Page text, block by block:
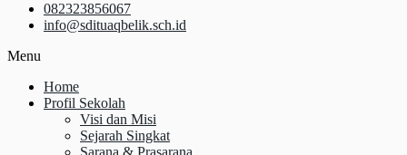
082323856067
info@sdituaqbelik.sch.id
Menu
Home
Profil Sekolah
Visi dan Misi
Sejarah Singkat
Sarana & Prasarana